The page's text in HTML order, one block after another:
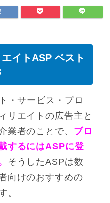
イトASP ベスト
・サービス・プロ
リエイトの広告主と
業者のことで、 ブロ
するにはASPに登
そうしたASPは数
向けのおすすめの
。